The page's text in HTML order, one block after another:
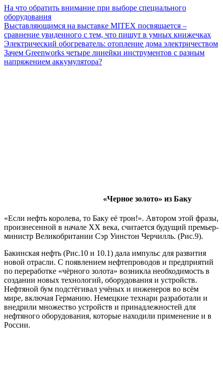
На что обратить внимание при выборе специального
оборудования
Выставляющимся на выставке MITEX посвящается –
сравнение увиденного с тем, что пишут в умных книжечках
Электрический обогреватель: отопление дома электричеством
Зачем Greenworks четыре линейки инструментов с разным
напряжением аккумулятора?
«Черное золото» из Баку
«Если нефть королева, то Баку её трон!». Автором этой фразы,
произнесенной в начале ХХ века, считается будущий премьер-
министр Великобритании Сэр Уинстон Черчилль. (Рис.9).
Бакинская нефть (Рис.10 и 10.1) дала импульс для развития
новой отрасли. С появлением нефтепроводов и предприятий
по переработке «чёрного золота» возникла необходимость в
создании новых технологий, оборудования и устройств.
Нефтяной бум подстёгивал учёных и инженеров во всём
мире, включая Германию. Немецкие технари разработали и
внедрили множество устройств и принадлежностей для
нефтяного оборудования, которые находили применение и в
России.